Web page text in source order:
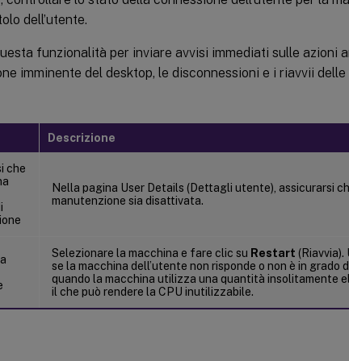
dell’utente.
funzionalità per inviare avvisi immediati sulle azioni
imminente del desktop, le disconnessioni e i riavvii
Descrizione
che
Nella pagina User Details (Dettagli utente), assicurarsi
manutenzione sia disattivata.
Selezionare la macchina e fare clic su Restart
se la macchina dell’utente non risponde o non è in grado
quando la macchina utilizza una quantità insolitamente
il che può rendere la CPU inutilizzabile.